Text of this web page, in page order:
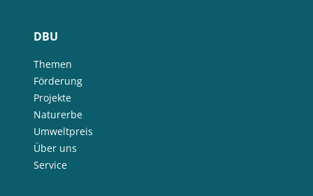
DBU
Themen
Förderung
Projekte
Naturerbe
Umweltpreis
Über uns
Service